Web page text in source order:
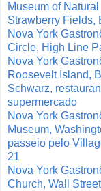
Museum of
Strawberry Fields,
Nova York
Circle, High Line
Nova York
Roosevelt Island,
Schwarz,
supermercado
Nova York
Museum,
passeio pelo
21
Nova York
Church, Wall